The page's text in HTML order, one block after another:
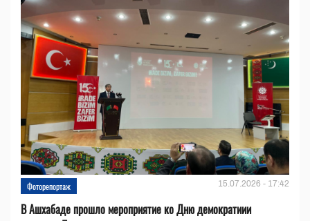
Фоторепортаж 15.07.2026 - 17:42
В Ашхабаде прошло мероприятие ко Дню демократиии